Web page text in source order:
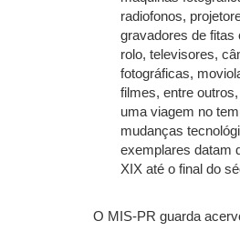
radiofonos,
gravadores de fitas
rolo, televisores,
fotográficas,
filmes, entre
uma viagem no
mudanças
exemplares datam
XIX até o final do
O MIS-PR guarda